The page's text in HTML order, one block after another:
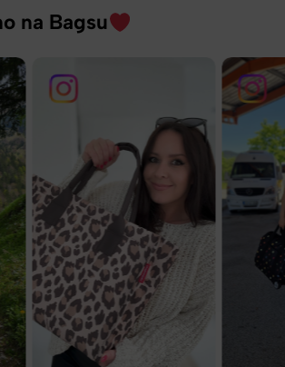
na Bagsu